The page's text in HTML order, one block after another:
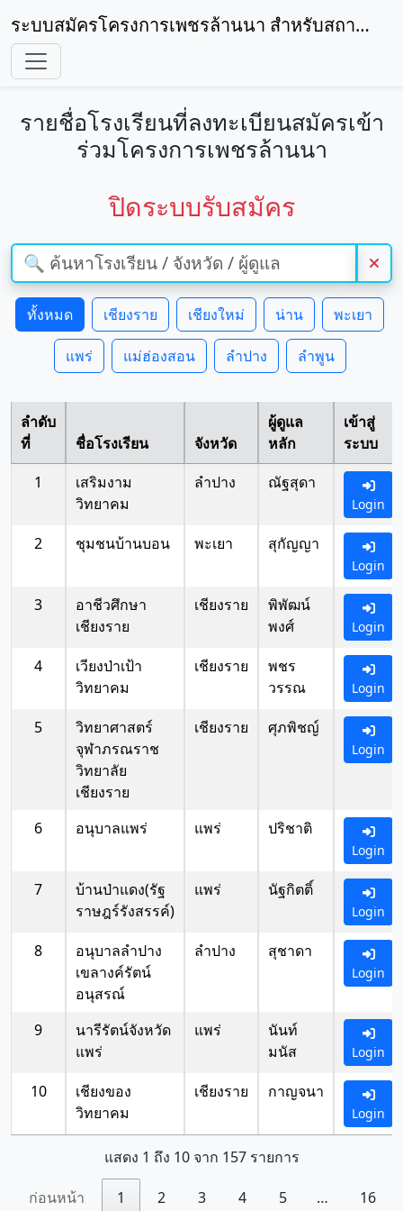
ระบบสมัครโครงการเพชรล้านนา สำหรับสถานศึกษา
รายชื่อโรงเรียนที่ลงทะเบียนสมัครเข้า
ร่วมโครงการเพชรล้านนา
ปิดระบบรับสมัคร
ทั้งหมด เชียงราย เชียงใหม่ น่าน พะเยา
แพร่ แม่ฮ่องสอน ลำปาง ลำพูน
ลำดับ
ที่
ชื่อโรงเรียน จังหวัด
ผู้ดูแล
หลัก
เข้าสู่
ระบบ
1
เสริมงาม
วิทยาคม
ลำปาง ณัฐสุดา
Login
2 ชุมชนบ้านบอน พะเยา สุกัญญา
Login
3
อาชีวศึกษา
เชียงราย
เชียงราย
พิพัฒน์
พงศ์
Login
4
เวียงป่าเป้า
วิทยาคม
เชียงราย
พชร
วรรณ
Login
5
วิทยาศาสตร์
จุฬาภรณราช
วิทยาลัย
เชียงราย
เชียงราย ศุภพิชญ์
Login
6 อนุบาลแพร่ แพร่ ปริชาติ
Login
7
บ้านป่าแดง(รัฐ
ราษฎร์รังสรรค์)
แพร่ นัฐกิตติ์
Login
8
อนุบาลลำปาง
เขลางค์รัตน์
อนุสรณ์
ลำปาง สุชาดา
Login
9
นารีรัตน์จังหวัด
แพร่
แพร่
นันท์
มนัส
Login
10
เชียงของ
วิทยาคม
เชียงราย กาญจนา
Login
แสดง 1 ถึง 10 จาก 157 รายการ
ก่อนหน้า 1 2 3 4 5 … 16